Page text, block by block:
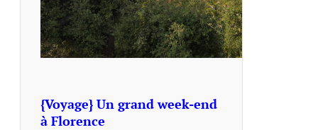
{Voyage} Un grand week-end
à Florence